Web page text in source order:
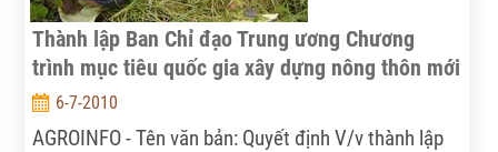
Thành lập Ban Chỉ đạo Trung ương Chương
trình mục tiêu quốc gia xây dựng nông thôn mới
6-7-2010
AGROINFO - Tên văn bản: Quyết định V/v thành lập